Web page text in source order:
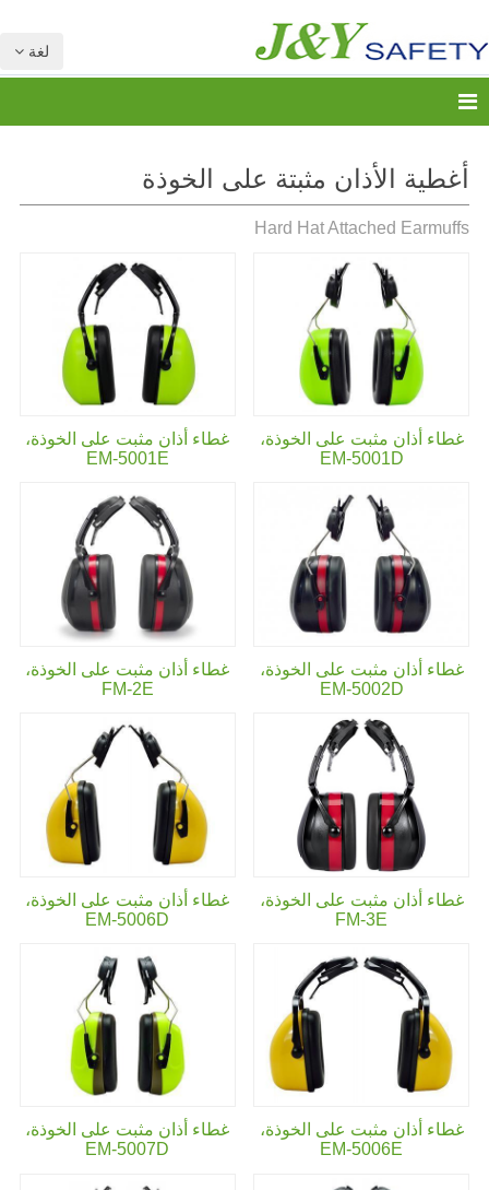
لغة
أغطية الأذان مثبتة على الخوذة
Hard Hat Attached Earmuffs
غطاء أذان مثبت على الخوذة،
EM-5001D
غطاء أذان مثبت على الخوذة،
EM-5001E
غطاء أذان مثبت على الخوذة،
EM-5002D
غطاء أذان مثبت على الخوذة،
FM-2E
غطاء أذان مثبت على الخوذة،
FM-3E
غطاء أذان مثبت على الخوذة،
EM-5006D
غطاء أذان مثبت على الخوذة،
EM-5006E
غطاء أذان مثبت على الخوذة،
EM-5007D